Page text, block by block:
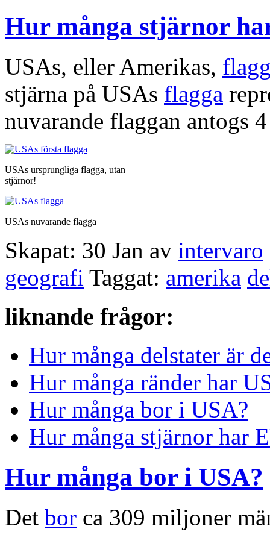
Hur många stjärnor
USAs, eller Amerikas,
stjärna på USAs flagga
nuvarande flaggan antogs
USAs ursprungliga flagga, utan
stjärnor!
USAs nuvarande flagga
Skapat: 30 Jan av intervaro
geografi Taggat: amerika
liknande frågor:
Hur många delstater är
Hur många ränder har
Hur många bor i USA?
Hur många stjärnor har
Hur många bor i USA?
Det bor ca 309 miljoner